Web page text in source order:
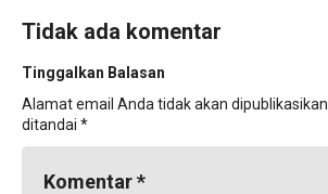
Tidak ada komentar
Tinggalkan Balasan
Alamat email Anda tidak akan dipublikasikan.
ditandai *
Komentar*